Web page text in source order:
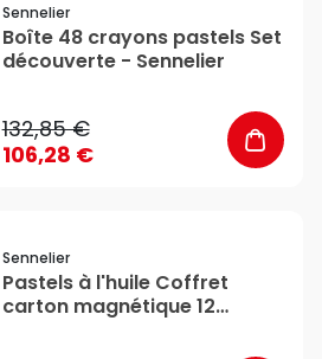
Sennelier
Boîte 48 crayons pastels Set
découverte - Sennelier
132,85 €
106,28 €
Sennelier
Pastels à l'huile Coffret
carton magnétique 12